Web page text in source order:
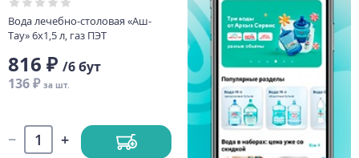
Вода лечебно-столовая «Аш-
Тау» 6х1,5 л, газ ПЭТ
816 ₽ /6 бут
136 ₽ за шт.